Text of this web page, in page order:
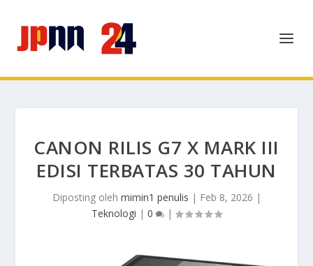
CANON RILIS G7 X MARK III
EDISI TERBATAS 30 TAHUN
Diposting oleh mimin1 penulis | Feb 8, 2026 |
Teknologi | 0 |